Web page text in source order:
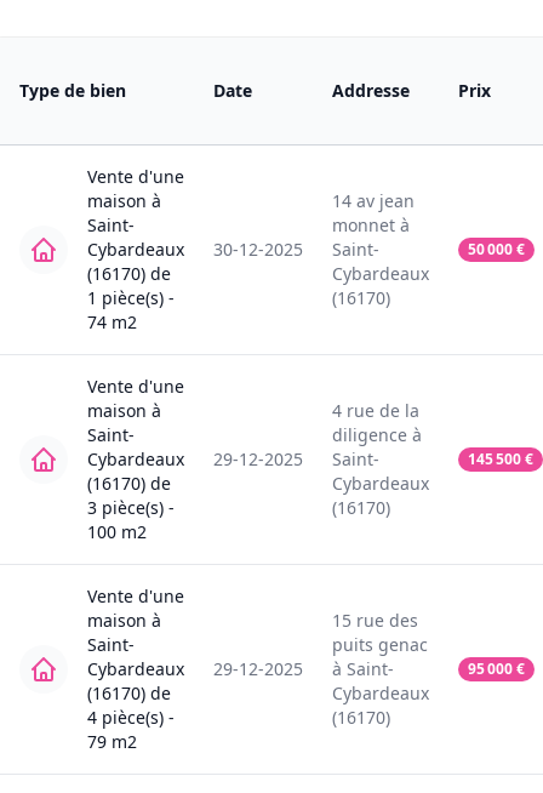
Type de bien Date Addresse Prix
Vente d'une
maison à
Saint-
Cybardeaux
(16170) de
1 pièce(s) -
74 m2
30-12-2025
14 av jean
monnet à
Saint-
Cybardeaux
(16170)
50 000€
Vente d'une
maison à
Saint-
Cybardeaux
(16170) de
3 pièce(s) -
100 m2
29-12-2025
4 rue de la
diligence à
Saint-
Cybardeaux
(16170)
145 500€
Vente d'une
maison à
Saint-
Cybardeaux
(16170) de
4 pièce(s) -
79 m2
29-12-2025
15 rue des
puits genac
à Saint-
Cybardeaux
(16170)
95 000€